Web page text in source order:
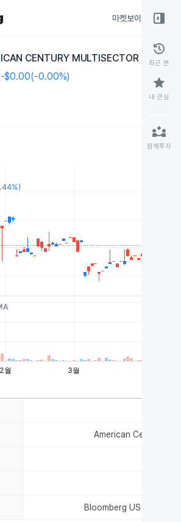
마켓보이스
CENTURY MULTISECTOR
-$0.00(-0.00%)
right_panel_open
history
최근 본
star
내 관심
partner_exchange
함께투자